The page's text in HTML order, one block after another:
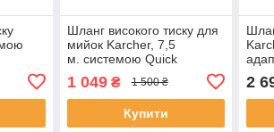
Шланг високого тиску для
мийок Karcher, 7,5
м. системою Quick
1 049₴ 1 500 ₴
Купити
2